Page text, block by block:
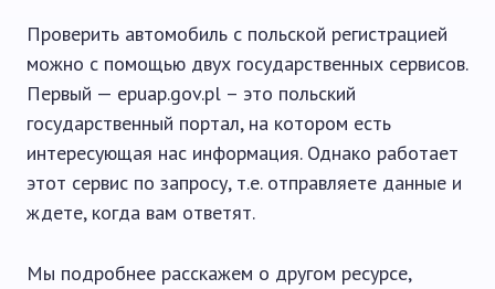
Проверить автомобиль с польской регистрацией
можно с помощью двух государственных сервисов.
Первый — epuap.gov.pl – это польский
государственный портал, на котором есть
интересующая нас информация. Однако работает
этот сервис по запросу, т.е. отправляете данные и
ждете, когда вам ответят.
Мы подробнее расскажем о другом ресурсе,